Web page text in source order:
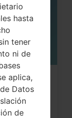
fábrica
hasta
tener
ni de
aplica,
Datos
de